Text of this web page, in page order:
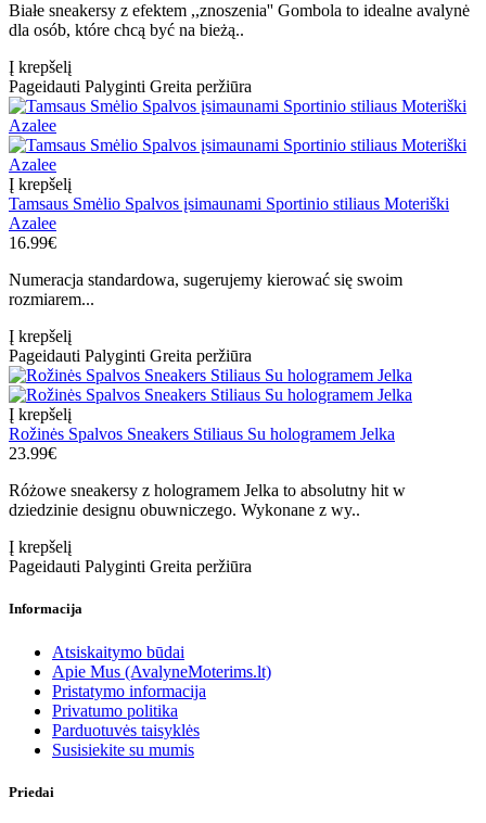
Białe sneakersy z efektem ,,znoszenia'' Gombola to idealne avalynė
dla osób, które chcą być na bieżą..
Į krepšelį
Pageidauti Palyginti Greita peržiūra
Į krepšelį
Tamsaus Smėlio Spalvos įsimaunami Sportinio stiliaus Moteriški
Azalee
16.99€
Numeracja standardowa, sugerujemy kierować się swoim
rozmiarem...
Į krepšelį
Pageidauti Palyginti Greita peržiūra
Į krepšelį
Rožinės Spalvos Sneakers Stiliaus Su hologramem Jelka
23.99€
Różowe sneakersy z hologramem Jelka to absolutny hit w
dziedzinie designu obuwniczego. Wykonane z wy..
Į krepšelį
Pageidauti Palyginti Greita peržiūra
Informacija
Atsiskaitymo būdai
Apie Mus (AvalyneMoterims.lt)
Pristatymo informacija
Privatumo politika
Parduotuvės taisyklės
Susisiekite su mumis
Priedai